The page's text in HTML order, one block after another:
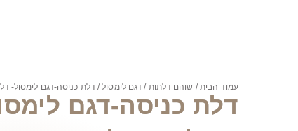
עמוד הבית/ שוהם דלתות / דגם לימסול/ דלת כניסה-דגם לימסול- דלת
דלת כניסה-דגם